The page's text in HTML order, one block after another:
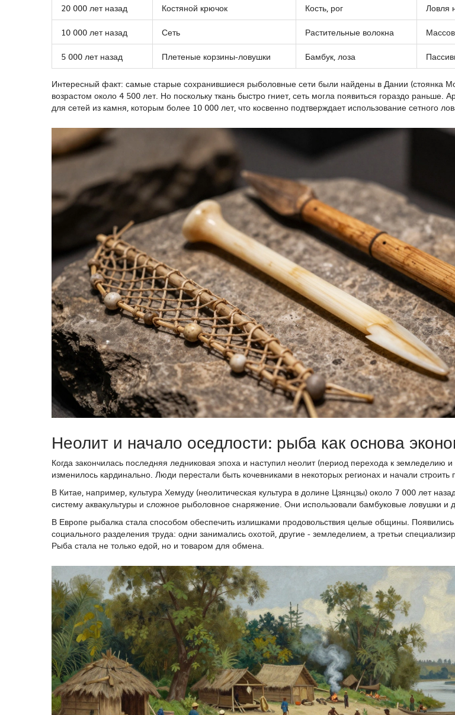
20 000 лет назад Костяной крючок Кость, рог Ловля
10 000 лет назад Сеть Растительные волокна
5 000 лет назад Плетеные корзины-ловушки Бамбук, лоза
Интересный факт: самые старые сохранившиеся рыболовные сети были найдены в Дании (стоянка
возрастом около 4 500 лет. Но поскольку ткань быстро гниет, сеть могла появиться гораздо раньше.
для сетей из камня, которым более 10 000 лет, что косвенно подтверждает использование сетного
Неолит и начало оседлости: рыба как основа
Когда закончилась последняя ледниковая эпоха и наступил неолит(период перехода к земледелию и
изменилось кардинально. Люди перестали быть кочевниками в некоторых регионах и начали строить
В Китае, например, культура Хемуду (неолитическая культура в долине Цзянцзы) около 7 000 лет
систему аквакультуры и сложное рыболовное снаряжение. Они использовали бамбуковые ловушки и
В Европе рыбалка стала способом обеспечить излишками продовольствия целые общины.
социального разделения труда: одни занимались охотой, другие - земледелием, а третьи
Рыба стала не только едой, но и товаром для обмена.